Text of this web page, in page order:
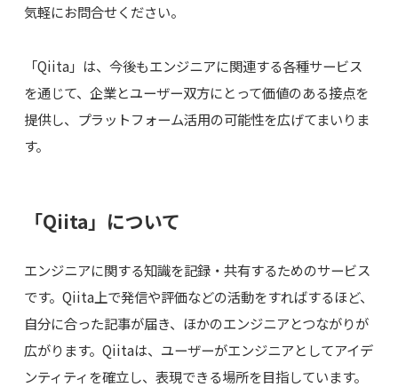
気軽にお問合せください。
「Qiita」は、今後もエンジニアに関連する各種サービス
を通じて、企業とユーザー双方にとって価値のある接点を
提供し、プラットフォーム活用の可能性を広げてまいりま
す。
「Qiita」について
エンジニアに関する知識を記録・共有するためのサービス
です。Qiita上で発信や評価などの活動をすればするほど、
自分に合った記事が届き、ほかのエンジニアとつながりが
広がります。Qiitaは、ユーザーがエンジニアとしてアイデ
ンティティを確立し、表現できる場所を目指しています。